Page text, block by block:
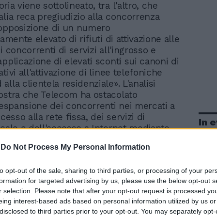
Do Not Process My Personal Information
opt-out of the sale, sharing to third parties, or processing of your
for targeted advertising by us, please use the below opt-out
selection. Please note that after your opt-out request is processed
interest-based ads based on personal information utilized by us
to third parties prior to your opt-out. You may separately
viene sottolineato, tra l'altro, che
reca pregiudizio alla concorrenza
di un numero
elevato di rifiuti di attivazione alle
concorrenti di servizi all'ingrosso e
di elevati sconti sui canoni di
all'attivazione di linee telefoniche
alla clientela residenziale». L'analisi
che Telecom ha ostacolato
dei concorrenti nei mercati a
alla rete fissa, dei servizi di
e dell'accesso a Internet mediante
ai concorrenti di un numero
e l'altra nell'applicazione sul
di prezzi per il servizio di accesso al
rete fissa, che, rispetto a quelli applicati
il servizio di unbundling, non
In